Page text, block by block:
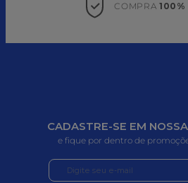
COMPRA 100%
CADASTRE-SE EM
e fique por dentro de